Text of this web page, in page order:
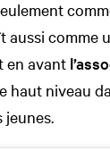
aussi comme
en avant
haut niveau